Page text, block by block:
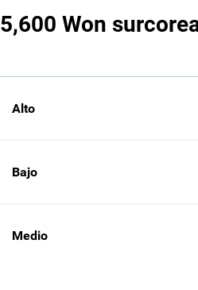
5,600 Won
Alto
Bajo
Medio